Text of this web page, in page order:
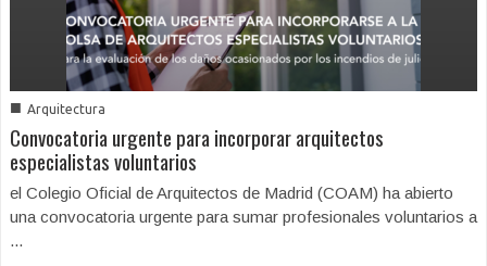
■ Arquitectura
Convocatoria urgente para incorporar arquitectos
especialistas voluntarios
el Colegio Oficial de Arquitectos de Madrid (COAM) ha abierto
una convocatoria urgente para sumar profesionales voluntarios a
...